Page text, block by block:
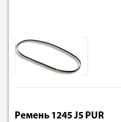
Ремень 1245 J5 PUR